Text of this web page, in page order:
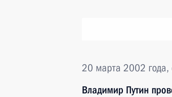
20 марта 2002 года,
Владимир Путин